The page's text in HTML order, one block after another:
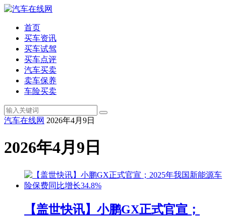
首页
买车资讯
买车试驾
买车点评
汽车买卖
卖车保养
车险买卖
汽车在线网 2026年4月9日
2026年4月9日
【盖世快讯】小鹏GX正式官宣；